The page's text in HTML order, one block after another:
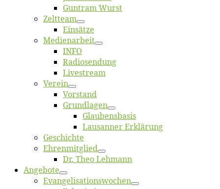
Gun­tram Wurst
Zelt­team
Ein­sät­ze
Me­di­en­ar­beit
INFO
Ra­dio­sen­dung
Live­stream
Ver­ein
Vor­stand
Grund­la­gen
Glaubens­ba­sis
Lausan­ner Erklärung
Ge­schich­te
Eh­ren­mit­glied
Dr. Theo Lehmann
An­ge­bo­te
Evangelisa­tions­wo­chen